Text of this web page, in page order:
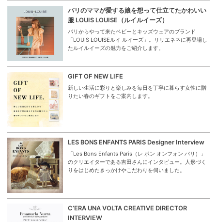
パリのママが愛する娘を想って仕立てたかわいい
服 LOUIS LOUISE（ルイルイーズ）
パリからやって来たベビーとキッズウェアのブランド
「LOUIS LOUISEルイ ルイーズ」。リリエネネに再登場し
たルイルイーズの魅力をご紹介します。
GIFT OF NEW LIFE
新しい生活に彩りと楽しみを毎日を丁寧に暮らす女性に贈
りたい春のギフトをご案内します。
LES BONS ENFANTS PARIS Designer Interview
「Les Bons Enfants Paris（レ ボン オンフォン パリ）」
のクリエイターである吉田さんにインタビュー。人形づく
りをはじめたきっかけやこだわりを伺いました。
C’ERA UNA VOLTA CREATIVE DIRECTOR
INTERVIEW